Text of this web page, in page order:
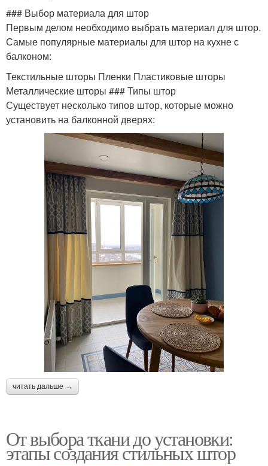
### Выбор материала для штор
Первым делом необходимо выбрать материал для штор.
Самые популярные материалы для штор на кухне с
балконом:
Текстильные шторы Пленки Пластиковые шторы
Металлические шторы ### Типы штор
Существует несколько типов штор, которые можно
установить на балконной дверях:
читать дальше →
От выбора ткани до установки:
этапы создания стильных штор